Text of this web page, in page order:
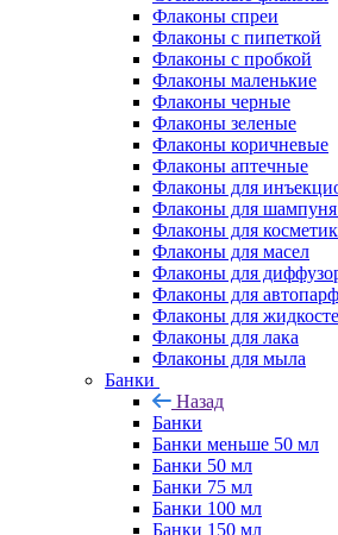
Флаконы cпреи
Флаконы с пипеткой
Флаконы с пробкой
Флаконы маленькие
Флаконы черные
Флаконы зеленые
Флаконы коричневые
Флаконы аптечные
Флаконы для
Флаконы для шампуня
Флаконы для
Флаконы для масел
Флаконы для
Флаконы для
Флаконы для
Флаконы для лака
Флаконы для мыла
Банки
Назад
Банки
Банки меньше 50 мл
Банки 50 мл
Банки 75 мл
Банки 100 мл
Банки 150 мл